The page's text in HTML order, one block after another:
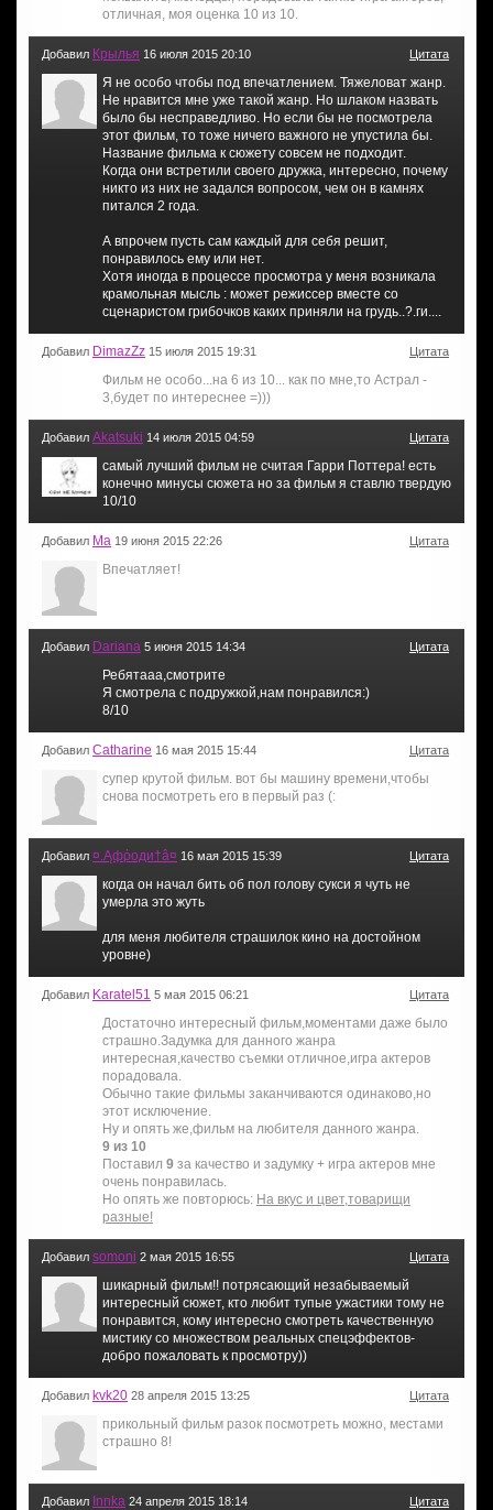
отличная, моя оценка 10 из 10.
Добавил Крылья 16 июля 2015 20:10 Цитата
Я не особо чтобы под впечатлением. Тяжеловат жанр.
Не нравится мне уже такой жанр. Но шлаком назвать
было бы несправедливо. Но если бы не посмотрела
этот фильм, то тоже ничего важного не упустила бы.
Название фильма к сюжету совсем не подходит.
Когда они встретили своего дружка, интересно, почему
никто из них не задался вопросом, чем он в камнях
питался 2 года.
А впрочем пусть сам каждый для себя решит,
понравилось ему или нет.
Хотя иногда в процессе просмотра у меня возникала
крамольная мысль : может режиссер вместе со
сценаристом грибочков каких приняли на грудь..?.ги....
Добавил DimazZz 15 июля 2015 19:31 Цитата
Фильм не особо...на 6 из 10... как по мне,то Астрал -
3,будет по интереснее =)))
Добавил Akatsuki 14 июля 2015 04:59 Цитата
самый лучший фильм не считая Гарри Поттера! есть
конечно минусы сюжета но за фильм я ставлю твердую
10/10
Добавил Ма 19 июня 2015 22:26 Цитата
Впечатляет!
Добавил Dariana 5 июня 2015 14:34 Цитата
Ребятааа,смотрите
Я смотрела с подружкой,нам понравился:)
8/10
Добавил Catharine 16 мая 2015 15:44 Цитата
супер крутой фильм. вот бы машину времени,чтобы
снова посмотреть его в первый раз (:
Добавил ¤.Ąфῥоди†â¤ 16 мая 2015 15:39 Цитата
когда он начал бить об пол голову сукси я чуть не
умерла это жуть
для меня любителя страшилок кино на достойном
уровне)
Добавил Karatel51 5 мая 2015 06:21 Цитата
Достаточно интересный фильм,моментами даже было
страшно.Задумка для данного жанра
интересная,качество съемки отличное,игра актеров
порадовала.
Обычно такие фильмы заканчиваются одинаково,но
этот исключение.
Ну и опять же,фильм на любителя данного жанра.
9 из 10
Поставил 9 за качество и задумку + игра актеров мне
очень понравилась.
Но опять же повторюсь: На вкус и цвет,товарищи
разные!
Добавил somoni 2 мая 2015 16:55 Цитата
шикарный фильм!! потрясающий незабываемый
интересный сюжет, кто любит тупые ужастики тому не
понравится, кому интересно смотреть качественную
мистику со множеством реальных спецэффектов-
добро пожаловать к просмотру))
Добавил kvk20 28 апреля 2015 13:25 Цитата
прикольный фильм разок посмотреть можно, местами
страшно 8!
Добавил Innka 24 апреля 2015 18:14 Цитата